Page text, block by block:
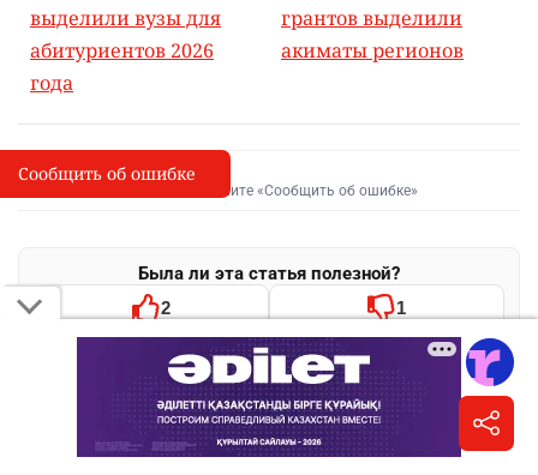
выделили вузы для
абитуриентов 2026
года
грантов выделили
акиматы регионов
I
Сообщить об опечатке
Выделите фрагмент и нажмите «Сообщить об ошибке»
Была ли эта статья полезной?
2 1
WhatsApp Telegram
Сообщить об ошибке